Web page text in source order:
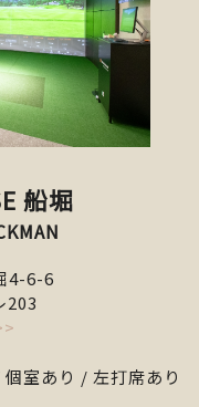
船堀
4-6-6
203
室あり / 左打席あり